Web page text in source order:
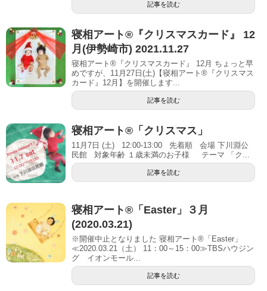
記事を読む
寝相アート®︎『クリスマスカード』 12
月(伊勢崎市) 2021.11.27
寝相アート®『クリスマスカード』 12月 ちょっと早
めですが、11月27日(土)【寝相アート®︎『クリスマス
カード』12月】を開催します...
記事を読む
寝相アート®「クリスマス」
11月7日 (土) 12:00-13:00 先着順 会場 下川淵公
民館 対象年齢 １歳未満のお子様 テーマ 「ク...
記事を読む
寝相アート®「Easter」３月
(2020.03.21)
※開催中止となりました 寝相アート®「Easter」
≪2020.03.21（土） 11：00～15：00≫TBSハウジン
グ イオンモール...
記事を読む